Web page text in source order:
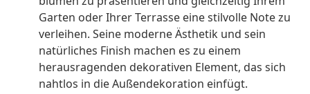
Garten oder Ihrer Terrasse eine stilvolle Note zu
verleihen. Seine moderne Ästhetik und sein
natürliches Finish machen es zu einem
herausragenden dekorativen Element, das sich
nahtlos in die Außendekoration einfügt.